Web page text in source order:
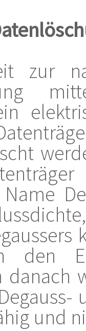
zur
Name
den
danach
und